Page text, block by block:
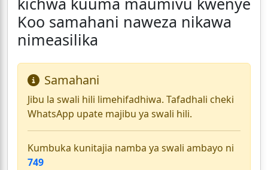
Koo samahani naweza nikawa
nimeasilika
Samahani
Jibu la swali hili limehifadhiwa. Tafadhali cheki
WhatsApp upate majibu ya swali hili.
Kumbuka kunitajia namba ya swali ambayo ni
749